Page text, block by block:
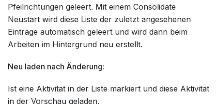
Pfeilrichtungen geleert. Mit einem Consolidate
Neustart wird diese Liste der zuletzt angesehenen
Einträge automatisch geleert und wird dann beim
Arbeiten im Hintergrund neu erstellt.
Neu laden nach Änderung:
Ist eine Aktivität in der Liste markiert und diese Aktivität
in der Vorschau geladen,